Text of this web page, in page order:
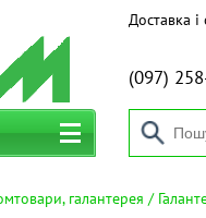
Доставка і
(097)
галантерея